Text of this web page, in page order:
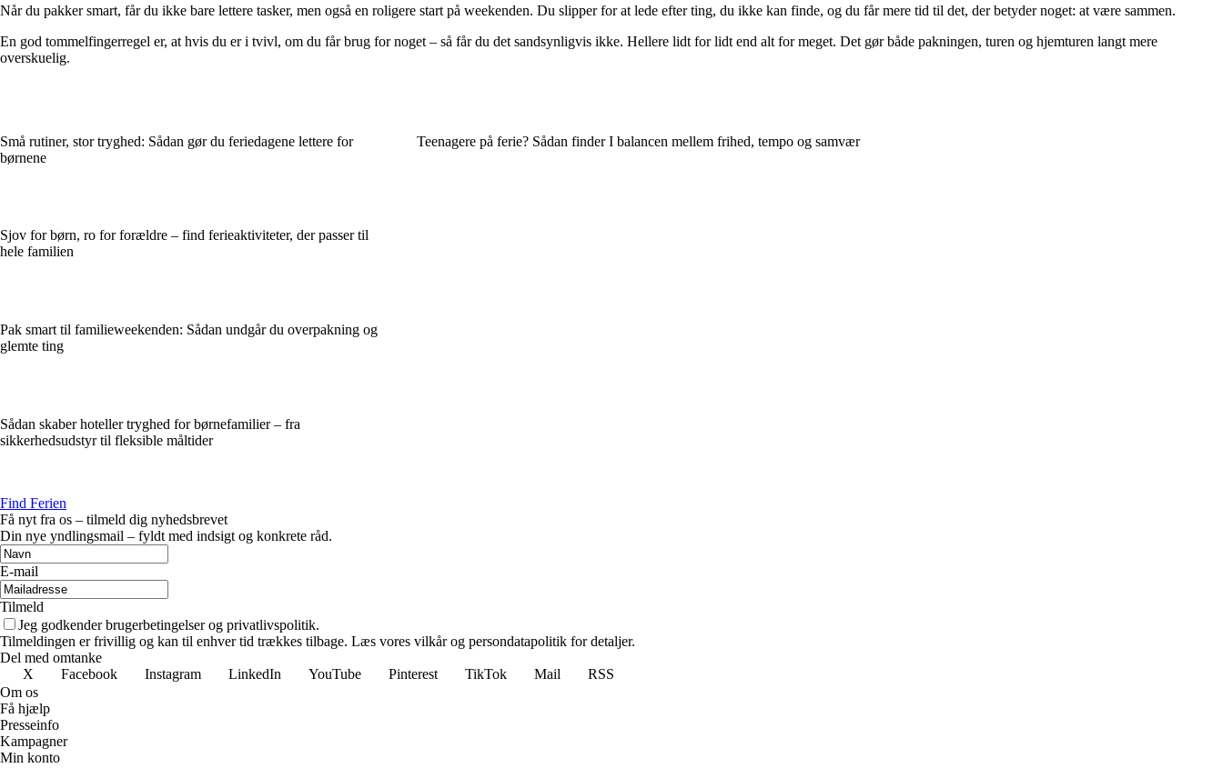
Når du pakker smart, får du ikke bare lettere tasker, men også en roligere start på weekenden. Du slipper for at lede efter ting, du ikke kan finde, og du får mere tid til det, der betyder noget: at være sammen.
En god tommelfingerregel er, at hvis du er i tvivl, om du får brug for noget – så får du det sandsynligvis ikke. Hellere lidt for lidt end alt for meget. Det gør både pakningen, turen og hjemturen langt mere
overskuelig.
Små rutiner, stor tryghed: Sådan gør du feriedagene lettere for
børnene
Sjov for børn, ro for forældre – find ferieaktiviteter, der passer til
hele familien
Pak smart til familieweekenden: Sådan undgår du overpakning og
glemte ting
Sådan skaber hoteller tryghed for børnefamilier – fra
sikkerhedsudstyr til fleksible måltider
Teenagere på ferie? Sådan finder I balancen mellem frihed, tempo og samvær
Find Ferien
Få nyt fra os – tilmeld dig nyhedsbrevet
Din nye yndlingsmail – fyldt med indsigt og konkrete råd.
E-mail
Tilmeld
Jeg godkender brugerbetingelser og privatlivspolitik.
Tilmeldingen er frivillig og kan til enhver tid trækkes tilbage. Læs vores vilkår og persondatapolitik for detaljer.
Del med omtanke
X
Facebook Instagram LinkedIn YouTube Pinterest TikTok Mail
RSS
Om os
Få hjælp
Presseinfo
Kampagner
Min konto